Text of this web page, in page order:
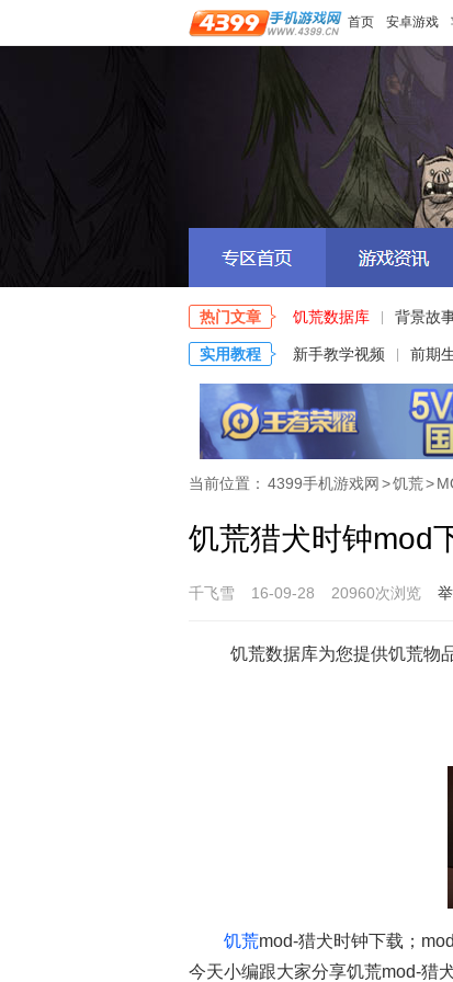
首页 安卓游戏
热门文章 饥荒数据库 背景故
实用教程 新手教学视频 前期
当前位置： 4399手机游戏网>饥荒>
饥荒猎犬时钟mod
千飞雪 16-09-28 20960次浏览
饥荒数据库为您提供饥荒物
饥荒mod-猎犬时钟下载；
今天小编跟大家分享饥荒mod-猎